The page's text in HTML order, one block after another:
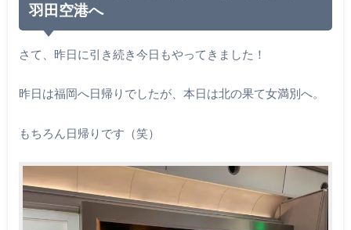
羽田空港へ
さて、昨日に引き続き今日もやってきました！
昨日は福岡へ日帰りでしたが、本日は北の果て女満別へ。
もちろん日帰りです（笑）